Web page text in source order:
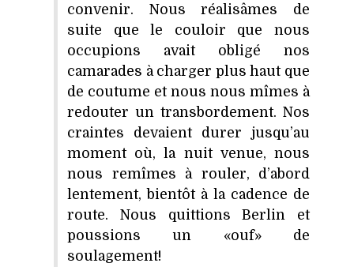
convenir. Nous réalisâmes de
suite que le couloir que nous
occupions avait obligé nos
camarades à charger plus haut que
de coutume et nous nous mîmes à
redouter un transbordement. Nos
craintes devaient durer jusqu’au
moment où, la nuit venue, nous
nous remîmes à rouler, d’abord
lentement, bientôt à la cadence de
route. Nous quittions Berlin et
poussions un «ouf» de
soulagement!